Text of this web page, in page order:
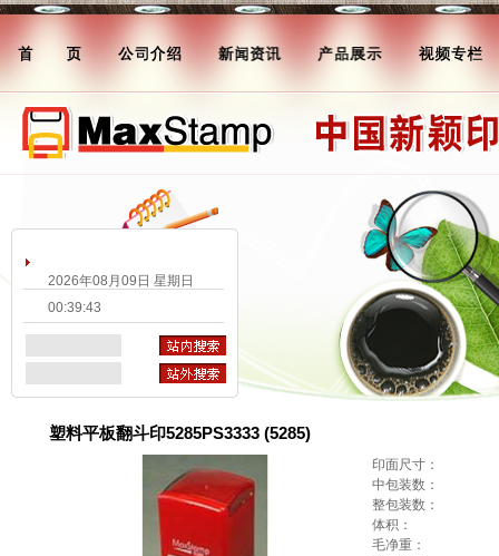
2026年08月09日 星期日
00:39:43
塑料平板翻斗印5285PS3333 (5285)
印面尺寸：
中包装数：
整包装数：
体积：
毛净重：